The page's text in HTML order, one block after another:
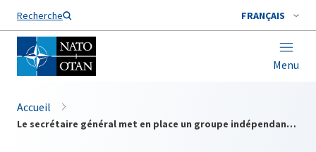
Recherche FRANÇAIS
Menu
Nom de famille*
Accueil
Le secrétaire général met en place un groupe indépendant dans le cadre de la réflexion de l’OTAN sur son voisinage méridional